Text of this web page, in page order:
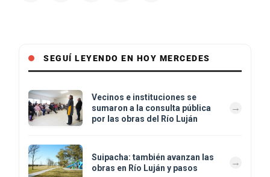
SEGUÍ LEYENDO EN HOY MERCEDES
Vecinos e instituciones se
sumaron a la consulta pública
por las obras del Río Luján
Suipacha: también avanzan las
obras en Río Luján y pasos